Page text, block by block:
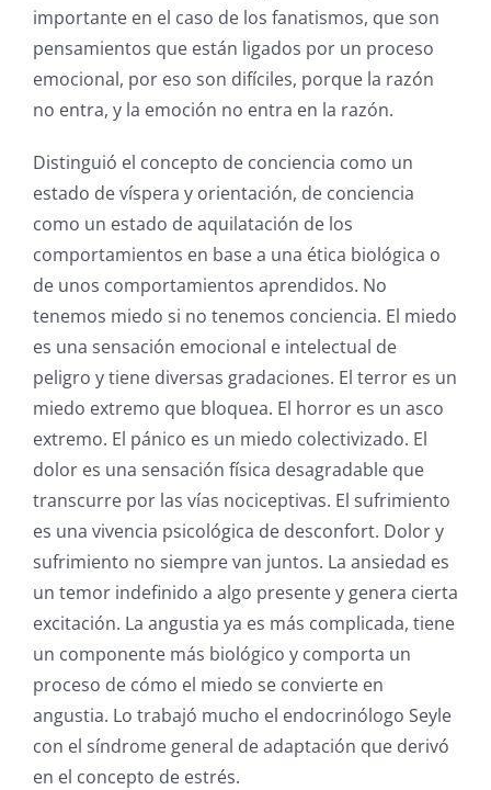
importante en el caso de los fanatismos, que son
pensamientos que están ligados por un proceso
emocional, por eso son difíciles, porque la razón
no entra, y la emoción no entra en la razón.
Distinguió el concepto de conciencia como un
estado de víspera y orientación, de conciencia
como un estado de aquilatación de los
comportamientos en base a una ética biológica o
de unos comportamientos aprendidos. No
tenemos miedo si no tenemos conciencia. El miedo
es una sensación emocional e intelectual de
peligro y tiene diversas gradaciones. El terror es un
miedo extremo que bloquea. El horror es un asco
extremo. El pánico es un miedo colectivizado. El
dolor es una sensación física desagradable que
transcurre por las vías nociceptivas. El sufrimiento
es una vivencia psicológica de desconfort. Dolor y
sufrimiento no siempre van juntos. La ansiedad es
un temor indefinido a algo presente y genera cierta
excitación. La angustia ya es más complicada, tiene
un componente más biológico y comporta un
proceso de cómo el miedo se convierte en
angustia. Lo trabajó mucho el endocrinólogo Seyle
con el síndrome general de adaptación que derivó
en el concepto de estrés.